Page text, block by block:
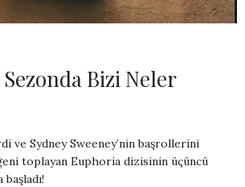
Bizi Neler
ve Sydney Sweeney’nin başrollerini
toplayan Euphoria dizisinin üçüncü
başladı!